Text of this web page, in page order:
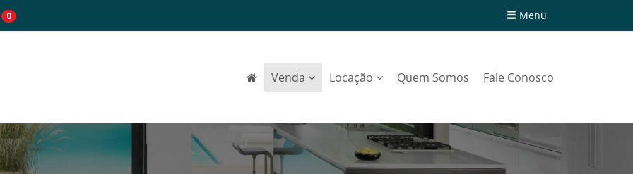
0 Menu
Venda Locação Quem Somos Fale Conosco